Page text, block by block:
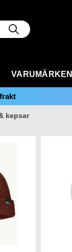
VARUMÄRKEN
kepsar